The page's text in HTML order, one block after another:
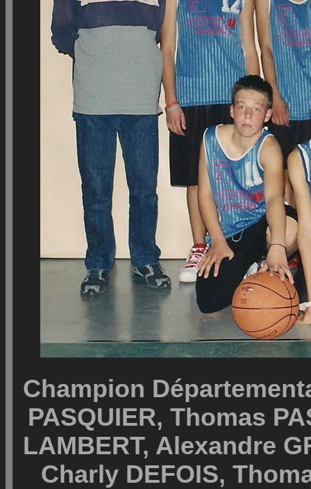
Champion
PASQUIER, Thomas
LAMBERT, Alexandre
Charly DEFOIS,